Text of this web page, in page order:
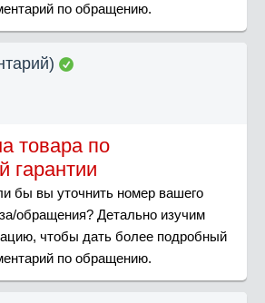
по обращению.
товара по
гарантии
бы вы уточнить номер вашего
обращения? Детально изучим
чтобы дать более подробный
по обращению.